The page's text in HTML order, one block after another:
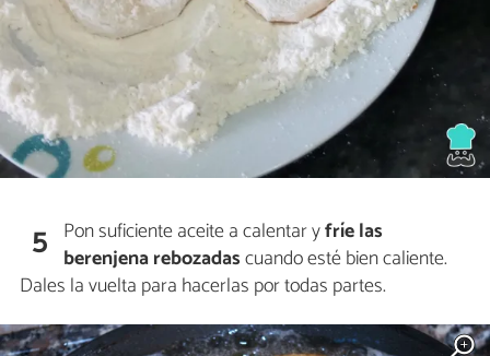
5 Pon suficiente aceite a calentar yfríe las
berenjena rebozadascuando esté bien caliente.
Dales la vuelta para hacerlas por todas partes.